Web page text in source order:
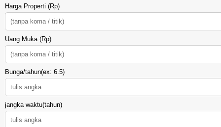
Harga Properti (Rp)
Uang Muka (Rp)
Bunga/tahun(ex: 6.5)
jangka waktu(tahun)